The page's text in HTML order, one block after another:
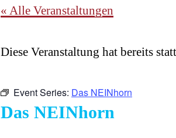
« Alle Veranstaltungen
Diese Veranstaltung hat bereits
Event Series: Das NEINhorn
Das NEINhorn